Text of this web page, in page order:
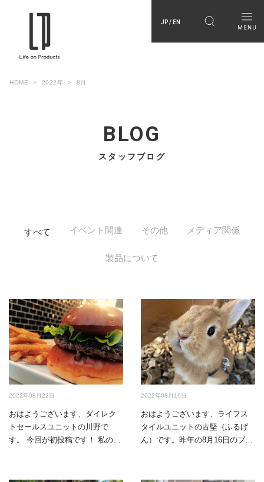
JP / EN
HOME 2022年 8月
BLOG
スタッフブログ
すべて イベント関連 その他 メディア関係
製品について
2022年08月22日
おはようございます、ダイレク
トセールスユニットの川野で
す。 今回が初投稿です！ 私の趣
2022年08月16日
おはようございます、ライフス
タイルユニットの古堅（ふるげ
ん）です。昨年の8月16日のブロ